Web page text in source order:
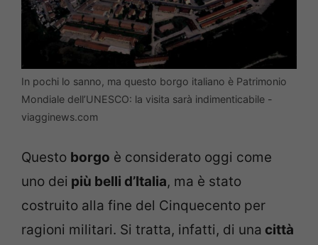
In pochi lo sanno, ma questo borgo italiano è Patrimonio
Mondiale dell’UNESCO: la visita sarà indimenticabile -
viagginews.com
Questo borgo è considerato oggi come
uno dei più belli d’Italia, ma è stato
costruito alla fine del Cinquecento per
ragioni militari. Si tratta, infatti, di una città